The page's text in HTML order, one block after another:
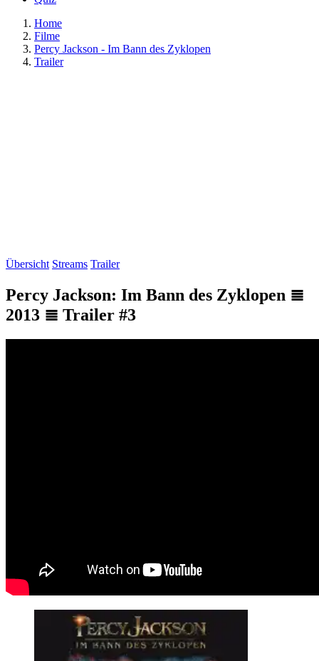
Home
Filme
Percy Jackson - Im Bann des Zyklopen
Trailer
Übersicht Streams Trailer
Percy Jackson: Im Bann des Zyklopen ≣
2013 ≣ Trailer #3